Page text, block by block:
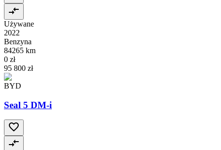
Używane
2022
Benzyna
84265 km
0 zł
95 800 zł
BYD
Seal 5 DM-i